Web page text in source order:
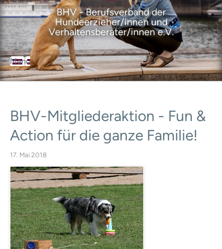
BHV - Berufsverband der
Hundeerzieher/innen und
Verhaltensberater/innen e.V.
Menu
BHVDer Berufsverband
Satzung
Leitbild
Selbstverpflichtungserklärung
Geschäftsstelle
Vorstand
Ausbildungsrat
Mitgliedervertreter
BHV-Mitglieder
Mitgliedschaft
Fördermitgliedschaft
BHV-Mitgliederaktion - Fun &
Action für die ganze Familie!
17. Mai 2018